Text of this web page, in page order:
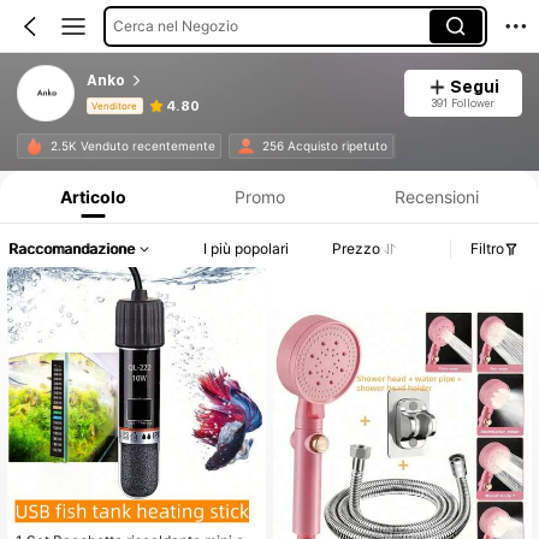
Cerca nel Negozio
Anko
Venditore 4.80
Segui
391 Follower
2.5K Venduto recentemente 256 Acquisto ripetuto
Articolo Promo Recensioni
Raccomandazione I più popolari Prezzo Filtro